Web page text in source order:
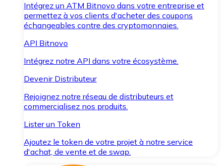
Intégrez un ATM Bitnovo dans votre entreprise et
permettez à vos clients d'acheter des coupons
échangeables contre des cryptomonnaies.
API Bitnovo
Intégrez notre API dans votre écosystème.
Devenir Distributeur
Rejoignez notre réseau de distributeurs et
commercialisez nos produits.
Lister un Token
Ajoutez le token de votre projet à notre service
d'achat, de vente et de swap.